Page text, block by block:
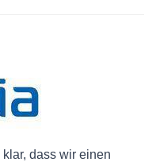
dass wir einen